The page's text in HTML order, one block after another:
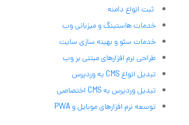
ثبت انواع دامنه
خدمات هاستینگ و میزبانی وب
خدمات سئو و بهینه سازی سایت
طراحی نرم افزارهای مبتنی بر وب
تبدیل انواع CMS به وردپرس
تبدیل وردپرس به CMS اختصاصی
توسعه نرم افزارهای موبایل و PWA